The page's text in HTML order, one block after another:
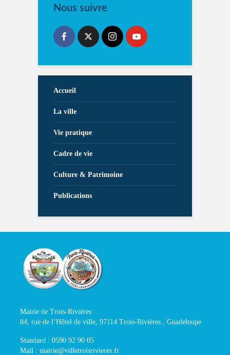
Nous suivre
Accueil
La ville
Vie pratique
Cadre de vie
Culture & Patrimoine
Publications
Mairie de Trois-Rivières
84, rue de l’Hôtel de ville, 97114 Trois-Rivières , Guadeloupe
Standard : 0590 92 90 05
Mail : mairie@villetroisrivieres.fr